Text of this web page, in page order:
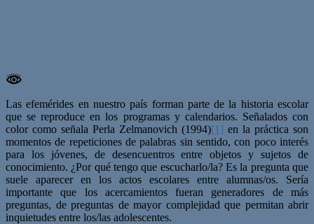
Las efemérides en nuestro país forman parte de la historia escolar
que se reproduce en los programas y calendarios. Señalados con
color como señala Perla Zelmanovich (1994)[1] en la práctica son
momentos de repeticiones de palabras sin sentido, con poco interés
para los jóvenes, de desencuentros entre objetos y sujetos de
conocimiento. ¿Por qué tengo que escucharlo/la? Es la pregunta que
suele aparecer en los actos escolares entre alumnas/os. Sería
importante que los acercamientos fueran generadores de más
preguntas, de preguntas de mayor complejidad que permitan abrir
inquietudes entre los/las adolescentes.